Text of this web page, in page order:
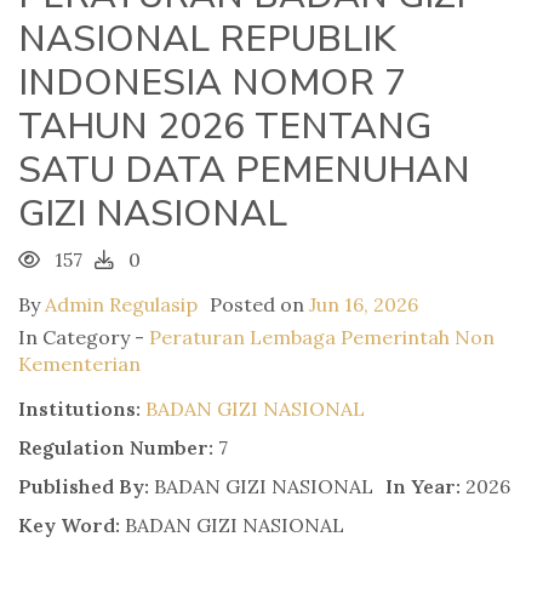
NASIONAL REPUBLIK
INDONESIA NOMOR 7
TAHUN 2026 TENTANG
SATU DATA PEMENUHAN
GIZI NASIONAL
157
0
ByAdmin Regulasip Posted on Jun 16, 2026
In Category - Peraturan Lembaga Pemerintah Non
Kementerian
Institutions: BADAN GIZI NASIONAL
Regulation Number: 7
Published By: BADAN GIZI NASIONAL In Year: 2026
Key Word: BADAN GIZI NASIONAL